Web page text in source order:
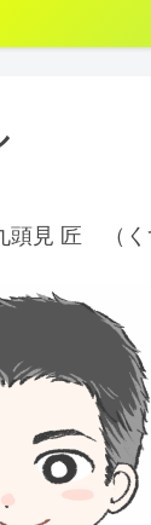
見 匠 （く